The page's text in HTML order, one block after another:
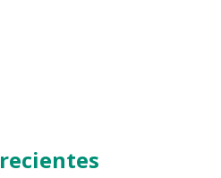
recientes